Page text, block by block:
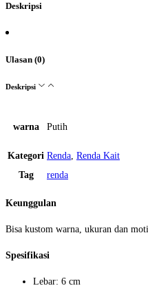
Deskripsi
Ulasan (0)
Deskripsi
warna Putih
Kategori Renda, Renda Kait
Tag
renda
Keunggulan
Bisa kustom warna, ukuran dan
Spesifikasi
Lebar: 6 cm